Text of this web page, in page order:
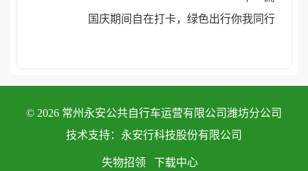
国庆期间自在打卡，绿色出行你我同行
© 2026 常州永安公共自行车运营有限公司潍坊分公司
技术支持：永安行科技股份有限公司
失物招领 下载中心